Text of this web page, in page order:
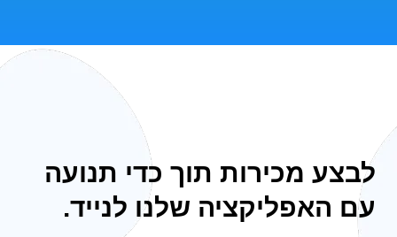
לבצע מכירות תוך כדי תנועה
עם האפליקציה שלנו לנייד.